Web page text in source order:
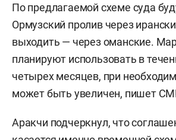
По предлагаемой схеме суда
Ормузский пролив через
выходить — через оманские.
планируют использовать в
четырех месяцев, при
может быть увеличен, пишет
Аракчи подчеркнул, что